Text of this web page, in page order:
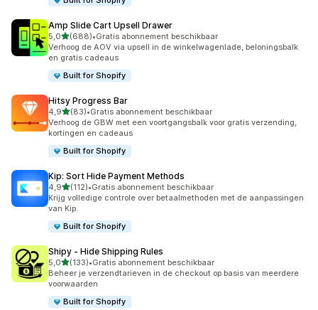
Amp Slide Cart Upsell Drawer
5,0van 5 sterren
(688)
688 recensies in totaal
•Gratis abonnement beschikbaar
Verhoog de AOV via upsell in de winkelwagenlade, beloningsbalk
en gratis cadeaus
Built for Shopify
Hitsy Progress Bar
4,9van 5 sterren
(83)
83 recensies in totaal
•Gratis abonnement beschikbaar
Verhoog de GBW met een voortgangsbalk voor gratis verzending,
kortingen en cadeaus
Built for Shopify
Kip: Sort Hide Payment Methods
4,9van 5 sterren
(112)
112 recensies in totaal
•Gratis abonnement beschikbaar
Krijg volledige controle over betaalmethoden met de aanpassingen
van Kip.
Built for Shopify
Shipy ‑ Hide Shipping Rules
5,0van 5 sterren
(133)
133 recensies in totaal
•Gratis abonnement beschikbaar
Beheer je verzendtarieven in de checkout op basis van meerdere
voorwaarden
Built for Shopify